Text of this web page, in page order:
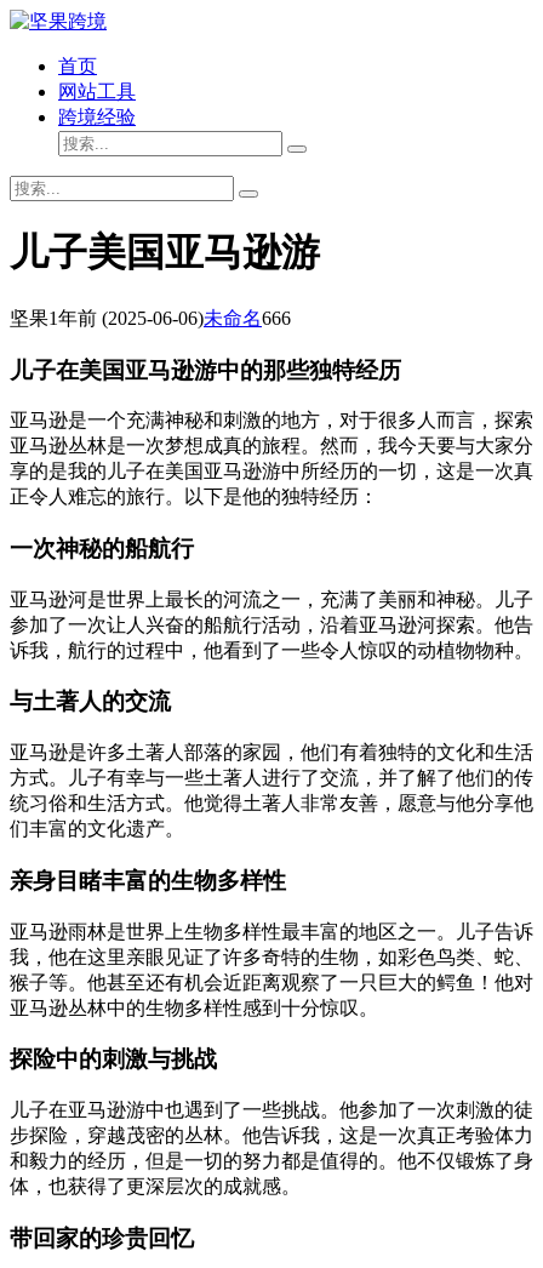
首页
网站工具
跨境经验
儿子美国亚马逊游
坚果1年前 (2025-06-06)未命名666
儿子在美国亚马逊游中的那些独特经历
亚马逊是一个充满神秘和刺激的地方，对于很多人而言，探索
亚马逊丛林是一次梦想成真的旅程。然而，我今天要与大家分
享的是我的儿子在美国亚马逊游中所经历的一切，这是一次真
正令人难忘的旅行。以下是他的独特经历：
一次神秘的船航行
亚马逊河是世界上最长的河流之一，充满了美丽和神秘。儿子
参加了一次让人兴奋的船航行活动，沿着亚马逊河探索。他告
诉我，航行的过程中，他看到了一些令人惊叹的动植物物种。
与土著人的交流
亚马逊是许多土著人部落的家园，他们有着独特的文化和生活
方式。儿子有幸与一些土著人进行了交流，并了解了他们的传
统习俗和生活方式。他觉得土著人非常友善，愿意与他分享他
们丰富的文化遗产。
亲身目睹丰富的生物多样性
亚马逊雨林是世界上生物多样性最丰富的地区之一。儿子告诉
我，他在这里亲眼见证了许多奇特的生物，如彩色鸟类、蛇、
猴子等。他甚至还有机会近距离观察了一只巨大的鳄鱼！他对
亚马逊丛林中的生物多样性感到十分惊叹。
探险中的刺激与挑战
儿子在亚马逊游中也遇到了一些挑战。他参加了一次刺激的徒
步探险，穿越茂密的丛林。他告诉我，这是一次真正考验体力
和毅力的经历，但是一切的努力都是值得的。他不仅锻炼了身
体，也获得了更深层次的成就感。
带回家的珍贵回忆